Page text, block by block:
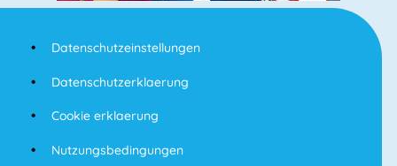
Datenschutzeinstellungen
Datenschutzerklaerung
Cookie erklaerung
Nutzungsbedingungen